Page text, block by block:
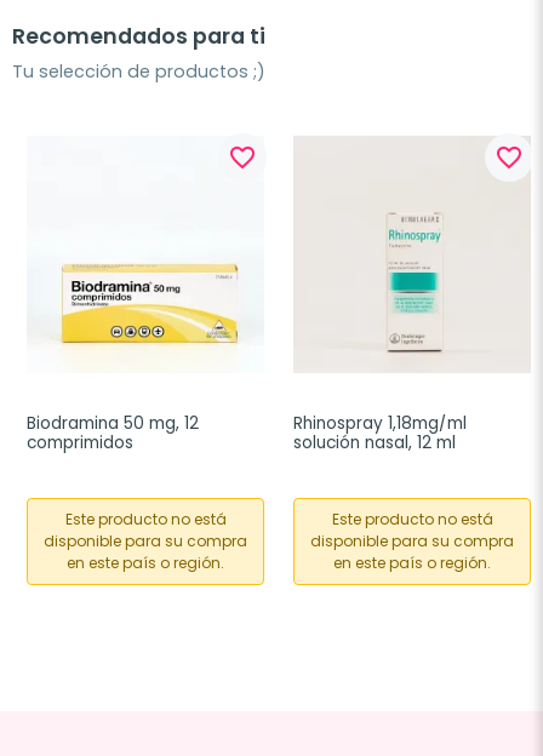
Recomendados para ti
Tu selección de productos ;)
favorite_border
Biodramina 50 mg, 12
comprimidos
Este producto no está
disponible para su compra
en este país o región.
favorite_border
Rhinospray 1,18mg/ml
solución nasal, 12 ml
Este producto no está
disponible para su compra
en este país o región.